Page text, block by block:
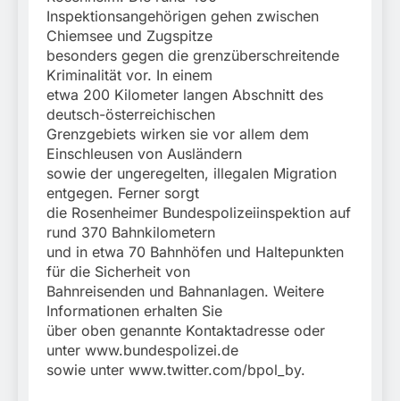
Inspektionsangehörigen gehen zwischen
Chiemsee und Zugspitze
besonders gegen die grenzüberschreitende
Kriminalität vor. In einem
etwa 200 Kilometer langen Abschnitt des
deutsch-österreichischen
Grenzgebiets wirken sie vor allem dem
Einschleusen von Ausländern
sowie der ungeregelten, illegalen Migration
entgegen. Ferner sorgt
die Rosenheimer Bundespolizeiinspektion auf
rund 370 Bahnkilometern
und in etwa 70 Bahnhöfen und Haltepunkten
für die Sicherheit von
Bahnreisenden und Bahnanlagen. Weitere
Informationen erhalten Sie
über oben genannte Kontaktadresse oder
unter www.bundespolizei.de
sowie unter www.twitter.com/bpol_by.